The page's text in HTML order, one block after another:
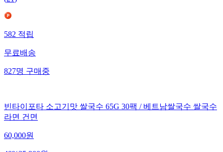
(21)
582적립
무료배송
827명구매중
빈타이포타 소고기맛 쌀국수 65G 30팩 / 베트남쌀국수 쌀국수
라면 건면
60,000원